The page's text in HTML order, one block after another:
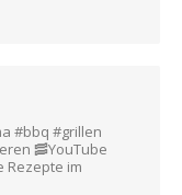
#bbq #grillen
🥓YouTube
Rezepte im